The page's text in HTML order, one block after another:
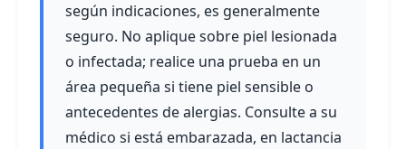
según indicaciones, es generalmente
seguro. No aplique sobre piel lesionada
o infectada; realice una prueba en un
área pequeña si tiene piel sensible o
antecedentes de alergias. Consulte a su
médico si está embarazada, en lactancia